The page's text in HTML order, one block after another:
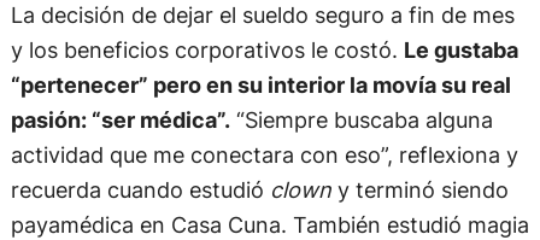
La decisión de dejar el sueldo seguro a fin de mes
y los beneficios corporativos le costó. Le gustaba
“pertenecer” pero en su interior la movía su real
pasión: “ser médica”.“Siempre buscaba alguna
actividad que me conectara con eso”, reflexiona y
recuerda cuando estudió clown y terminó siendo
payamédica en Casa Cuna. También estudió magia